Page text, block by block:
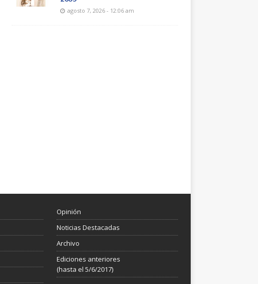
agosto 7, 2026 - 12:06 am
Opinión
Noticias Destacadas
Archivo
Ediciones anteriores
(hasta el 5/6/2017)